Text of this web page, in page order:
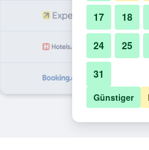
17 18
24 25
31
Günstiger